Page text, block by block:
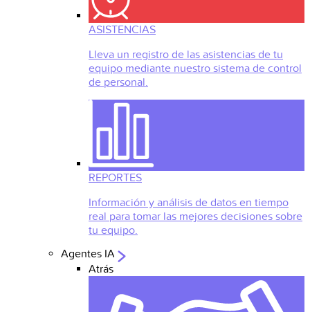
ASISTENCIAS
Lleva un registro de las asistencias de tu
equipo mediante nuestro sistema de control
de personal.
REPORTES
Información y análisis de datos en tiempo
real para tomar las mejores decisiones sobre
tu equipo.
Agentes IA
Atrás